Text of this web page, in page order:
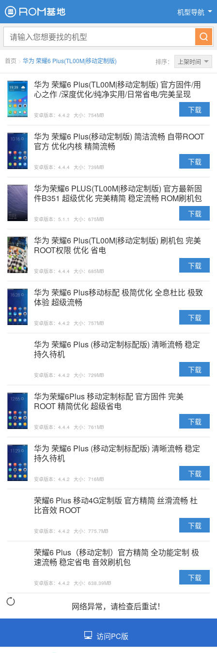
机型导航
首页 > 华为 荣耀6 Plus(TL00M|移动定制版) 排序： 上架时间
华为 荣耀6 Plus(TL00M|移动定制版) 官方固件/用
心之作 /深度优化/纯净实用/日常省电/完美呈现
安卓版本：4.4.2 大小：754MB
下载
华为 荣耀6 Plus(移动定制版) 简洁流畅 自带ROOT
官方 优化内核 精简流畅
安卓版本：4.4.4 大小：739MB
下载
华为荣耀6 PLUS(TL00M|移动定制版) 官方最新固
件B351 超级优化 完美精简 稳定流畅 ROM刷机包
安卓版本：5.1.1 大小：675MB
下载
华为 荣耀6 Plus(TL00M|移动定制版) 刷机包 完美
ROOT权限 优化 省电
安卓版本：4.4.4 大小：685MB
下载
华为 荣耀6 Plus移动标配 极简优化 全息杜比 极致
体验 超级流畅
安卓版本：4.4.2 大小：757MB
下载
华为 荣耀6 Plus (移动定制标配版) 清晰流畅 稳定
持久待机
安卓版本：4.4.2 大小：729MB
下载
华为荣耀6Plus 移动定制标配 官方固件 完美
ROOT 精简优化 超级省电
安卓版本：4.4.4 大小：761MB
下载
华为 荣耀6 Plus (移动定制标配版) 清晰流畅 稳定
持久待机
安卓版本：4.4.2 大小：716MB
下载
荣耀6 Plus 移动4G定制版 官方精简 丝滑流畅 杜
比音效 ROOT
安卓版本：4.4.2 大小：775.7MB
下载
荣耀6 Plus（移动定制）官方精简 全功能定制 极
速流畅 稳定省电 音效刷机包
安卓版本：4.4.2 大小：638.39MB
下载
网络异常，请检查后重试！
访问PC版